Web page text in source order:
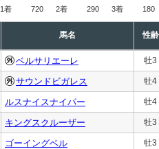
1着 720 2着 290 3着 180
馬名 性齢
ベルサリエーレ 牡3
サウンドビガレス 牡4
ルスナイスナイパー 牡4
キングスクルーザー 牡3
ゴーイングベル 牡3